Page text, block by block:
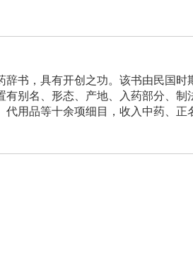
书，具有开创之功。该书由民国
别名、形态、产地、入药部分、制
用品等十余项细目，收入中药、正